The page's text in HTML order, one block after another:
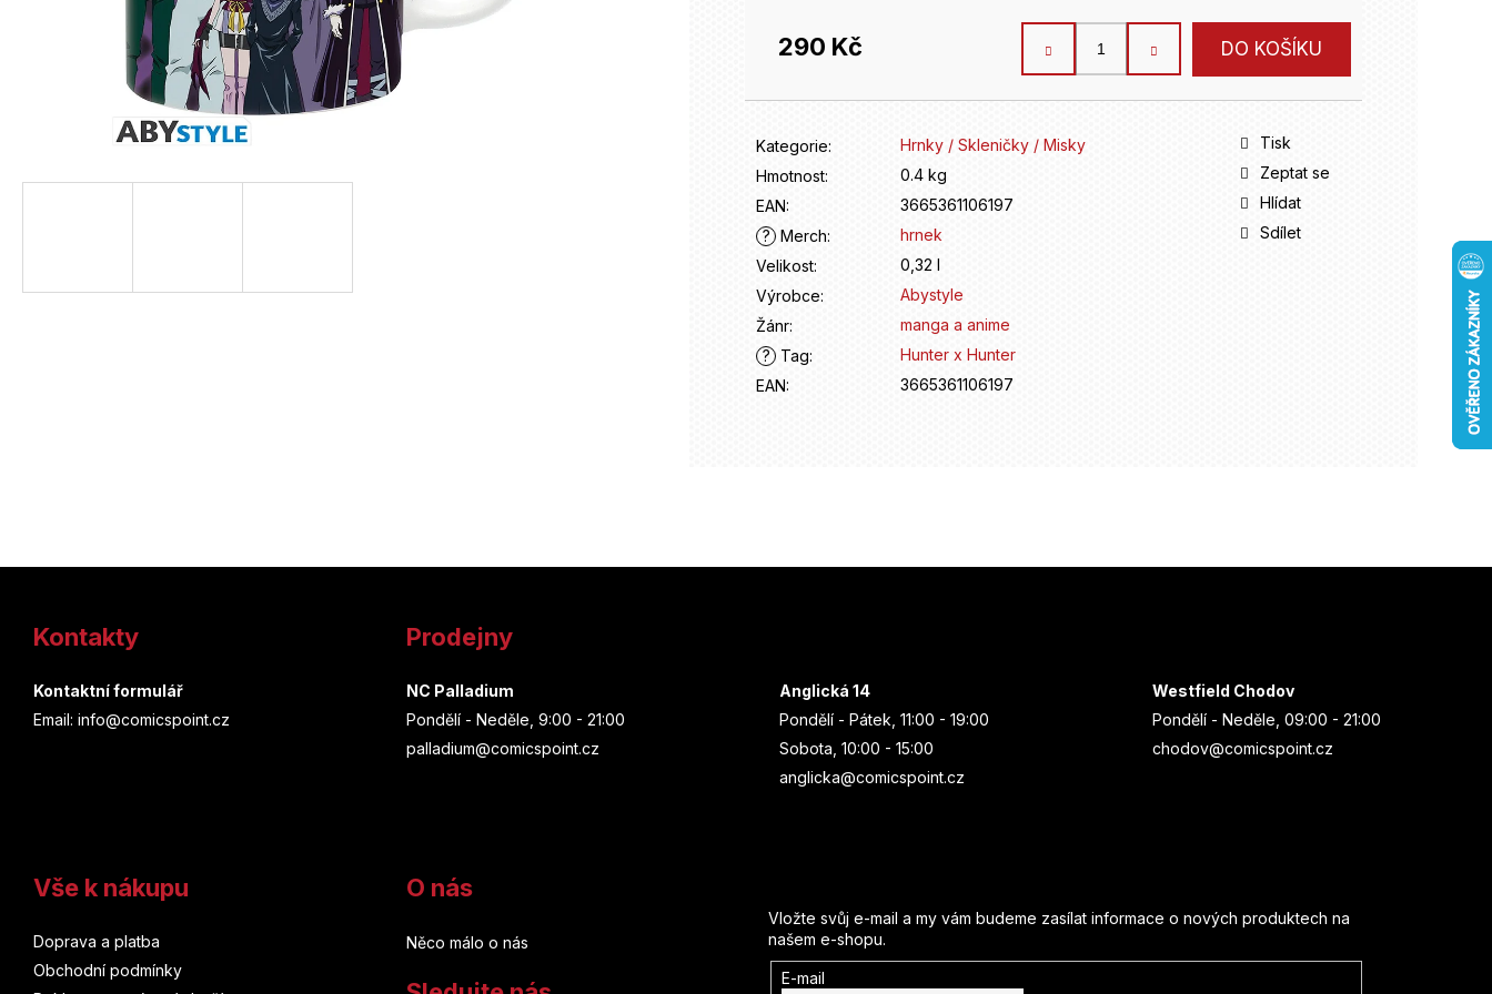
290 Kč
Měrná
DO KOŠÍKU
Kategorie:
Hrnky / Skleničky / Misky
Hmotnost:
0.4 kg
EAN:
3665361106197
? Merch:
hrnek
Velikost:
0,32 l
Výrobce:
Abystyle
Žánr:
manga a anime
?
Tag:
Hunter x Hunter
EAN: 3665361106197
Tisk
Zeptat se
Hlídat
Sdílet
Kontakty
Kontaktní formulář
Email: info@comicspoint.cz
Prodejny
NC Palladium
Pondělí - Neděle, 9:00 - 21:00
palladium@comicspoint.cz
Anglická 14
Pondělí - Pátek, 11:00 - 19:00
Sobota, 10:00 - 15:00
anglicka@comicspoint.cz
Westfield Chodov
Pondělí - Neděle, 09:00 - 21:00
chodov@comicspoint.cz
Vše k nákupu
Doprava a platba
Obchodní podmínky
O nás
Něco málo o nás
Vložte svůj e-mail a my vám budeme zasílat informace o nových produktech na
našem e-shopu.
E-mail